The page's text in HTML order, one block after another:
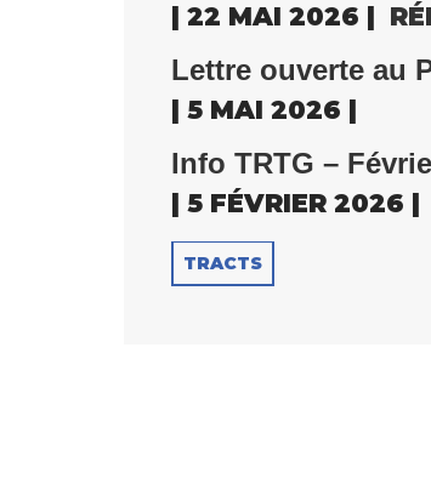
| 22 MAI 2026 |
Lettre ouverte au
| 5 MAI 2026 |
Info TRTG –
| 5 FÉVRIER 2026 |
TRACTS